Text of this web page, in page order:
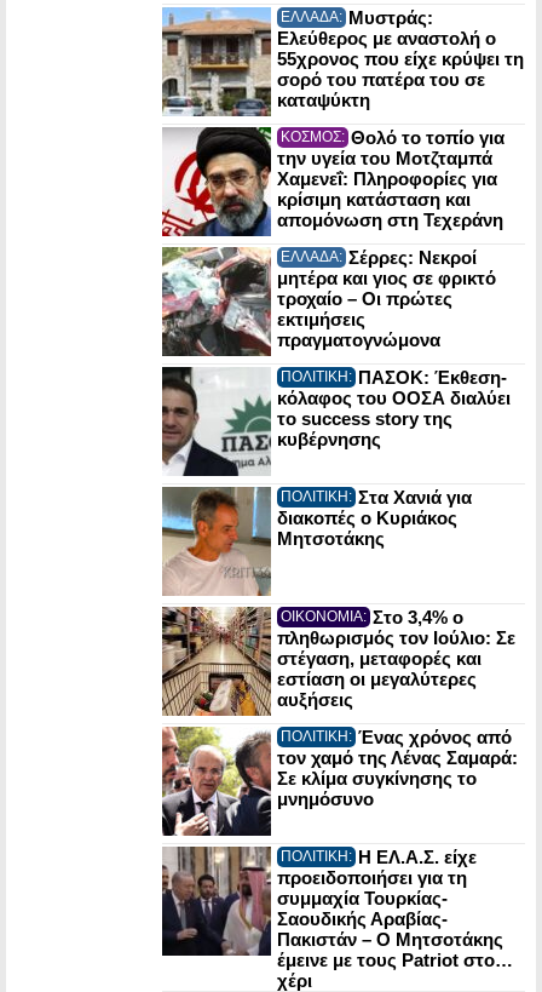
ΕΛΛΑΔΑ: Μυστράς:
Ελεύθερος με αναστολή ο
55χρονος που είχε κρύψει τη
σορό του πατέρα του σε
καταψύκτη
ΚΟΣΜΟΣ: Θολό το τοπίο για
την υγεία του Μοτζταμπά
Χαμενεΐ: Πληροφορίες για
κρίσιμη κατάσταση και
απομόνωση στη Τεχεράνη
ΕΛΛΑΔΑ: Σέρρες: Νεκροί
μητέρα και γιος σε φρικτό
τροχαίο – Οι πρώτες
εκτιμήσεις
πραγματογνώμονα
ΠΟΛΙΤΙΚΗ: ΠΑΣΟΚ: Έκθεση-
κόλαφος του ΟΟΣΑ διαλύει
το success story της
κυβέρνησης
ΠΟΛΙΤΙΚΗ: Στα Χανιά για
διακοπές ο Κυριάκος
Μητσοτάκης
ΟΙΚΟΝΟΜΙΑ: Στο 3,4% ο
πληθωρισμός τον Ιούλιο: Σε
στέγαση, μεταφορές και
εστίαση οι μεγαλύτερες
αυξήσεις
ΠΟΛΙΤΙΚΗ: Ένας χρόνος από
τον χαμό της Λένας Σαμαρά:
Σε κλίμα συγκίνησης το
μνημόσυνο
ΠΟΛΙΤΙΚΗ: Η ΕΛ.Α.Σ. είχε
προειδοποιήσει για τη
συμμαχία Τουρκίας-
Σαουδικής Αραβίας-
Πακιστάν – Ο Μητσοτάκης
έμεινε με τους Patriot στο…
χέρι